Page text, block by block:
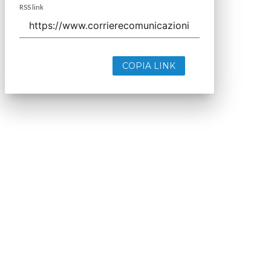
RSS link
COPIA LINK